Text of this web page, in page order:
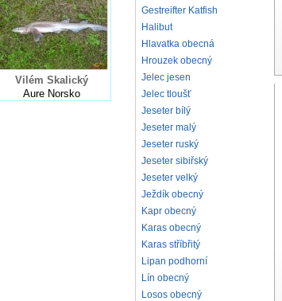
Vilém Skalický
Aure Norsko
Gestreifter Katfish
Halibut
Hlavatka obecná
Hrouzek obecný
Jelec jesen
Jelec tloušť
Jeseter bílý
Jeseter malý
Jeseter ruský
Jeseter sibiřský
Jeseter velký
Ježdík obecný
Kapr obecný
Karas obecný
Karas stříbřitý
Lipan podhorní
Lín obecný
Losos obecný